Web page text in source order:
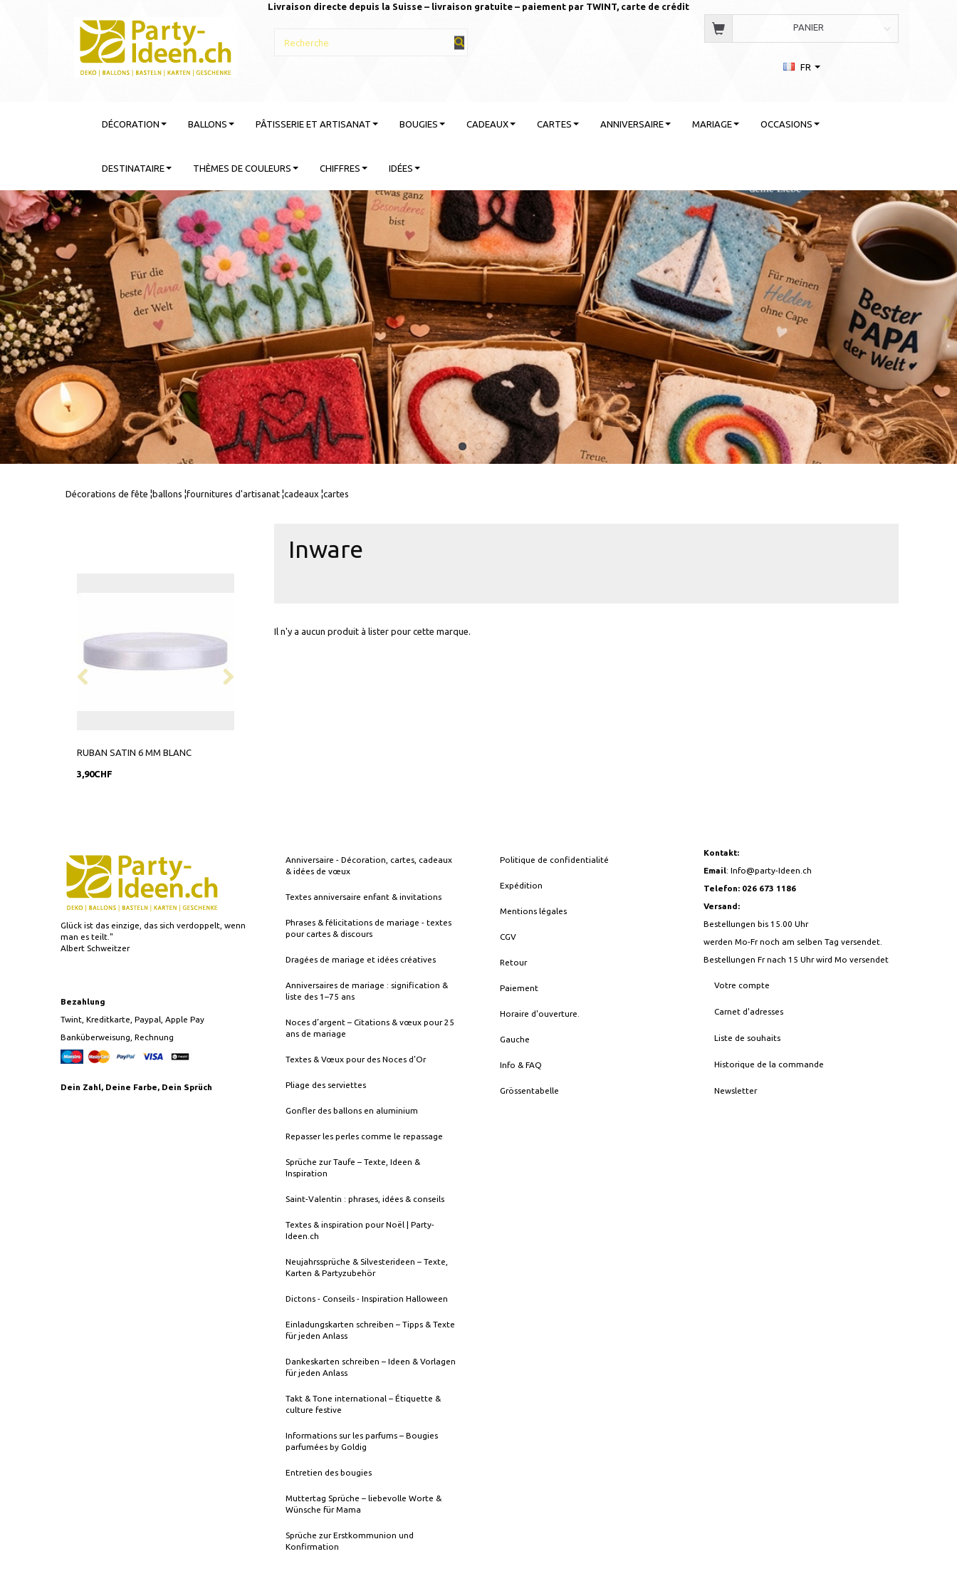
Livraison directe depuis la Suisse – livraison gratuite – paiement par TWINT, carte de crédit
PANIER
FR
DÉCORATION BALLONS PÂTISSERIE ET ARTISANAT BOUGIES CADEAUX CARTES ANNIVERSAIRE MARIAGE OCCASIONS
DESTINATAIRE THÈMES DE COULEURS CHIFFRES IDÉES
Décorations de fête ¦ballons ¦fournitures d'artisanat ¦cadeaux ¦cartes
RUBAN SATIN 6 MM BLANC
3,90CHF
Inware
Il n'y a aucun produit à lister pour cette marque.
Glück ist das einzige, das sich verdoppelt, wenn
man es teilt."
Albert Schweitzer
Bezahlung
Twint, Kreditkarte, Paypal, Apple Pay
Banküberweisung, Rechnung
Dein Zahl, Deine Farbe, Dein Sprüch
Anniversaire - Décoration, cartes, cadeaux
& idées de vœux
Textes anniversaire enfant & invitations
Phrases & félicitations de mariage - textes
pour cartes & discours
Dragées de mariage et idées créatives
Anniversaires de mariage : signification &
liste des 1–75 ans
Noces d’argent – Citations & vœux pour 25
ans de mariage
Textes & Vœux pour des Noces d’Or
Pliage des serviettes
Gonfler des ballons en aluminium
Repasser les perles comme le repassage
Sprüche zur Taufe – Texte, Ideen &
Inspiration
Saint-Valentin : phrases, idées & conseils
Textes & inspiration pour Noël | Party-
Ideen.ch
Neujahrssprüche & Silvesterideen – Texte,
Karten & Partyzubehör
Dictons - Conseils - Inspiration Halloween
Einladungskarten schreiben – Tipps & Texte
für jeden Anlass
Dankeskarten schreiben – Ideen & Vorlagen
für jeden Anlass
Takt & Tone international – Étiquette &
culture festive
Informations sur les parfums – Bougies
parfumées by Goldig
Entretien des bougies
Muttertag Sprüche – liebevolle Worte &
Wünsche für Mama
Sprüche zur Erstkommunion und
Konfirmation
Politique de confidentialité
Expédition
Mentions légales
CGV
Retour
Paiement
Horaire d'ouverture.
Gauche
Info & FAQ
Grössentabelle
Kontakt:
Email:Info@party-Ideen.ch
Telefon: 026 673 1186
Versand:
Bestellungen bis 15.00 Uhr
werden Mo-Fr noch am selben Tag versendet.
Bestellungen Fr nach 15 Uhr wird Mo versendet
Votre compte
Carnet d'adresses
Liste de souhaits
Historique de la commande
Newsletter